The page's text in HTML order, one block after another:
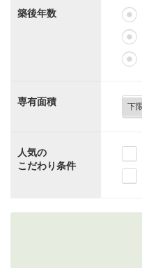
築後年数
専有面積
人気の
こだわり条件